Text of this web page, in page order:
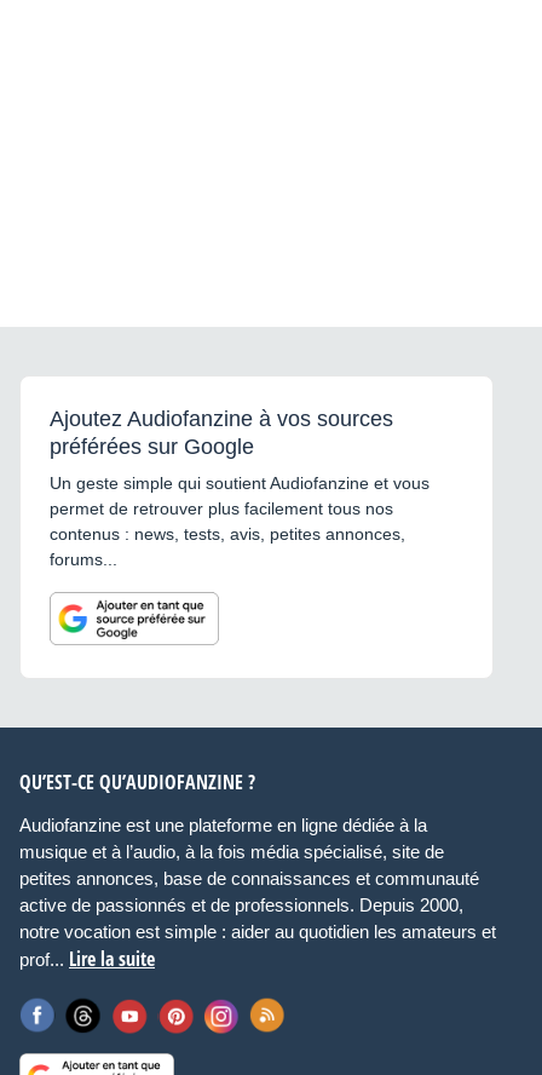
Ajoutez Audiofanzine à vos sources
préférées sur Google
Un geste simple qui soutient Audiofanzine et vous
permet de retrouver plus facilement tous nos
contenus : news, tests, avis, petites annonces,
forums...
QU’EST-CE QU’AUDIOFANZINE ?
Audiofanzine est une plateforme en ligne dédiée à la
musique et à l’audio, à la fois média spécialisé, site de
petites annonces, base de connaissances et communauté
active de passionnés et de professionnels. Depuis 2000,
notre vocation est simple : aider au quotidien les amateurs et
prof... Lire la suite